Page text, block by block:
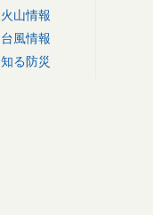
火山情報
台風情報
知る防災